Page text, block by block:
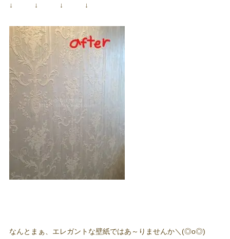
↓ ↓ ↓ ↓
なんとまぁ、エレガントな壁紙ではあ～りませんか＼(◎o◎)